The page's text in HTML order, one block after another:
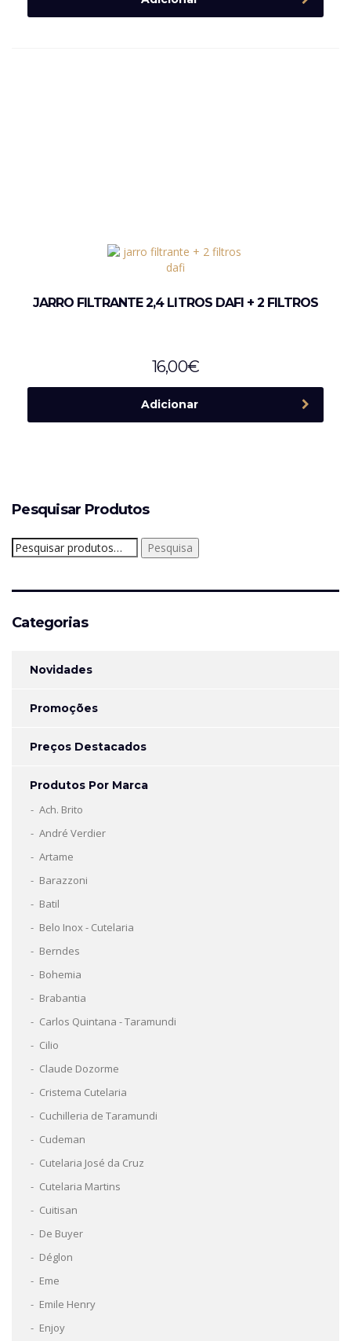
JARRO FILTRANTE 2,4 LITROS DAFI + 2 FILTROS
16,00€
Adicionar
Pesquisar Produtos
Pesquisar
por:
Pesquisa
Categorias
Novidades
Promoções
Preços Destacados
Produtos Por Marca
Ach. Brito
André Verdier
Artame
Barazzoni
Batil
Belo Inox - Cutelaria
Berndes
Bohemia
Brabantia
Carlos Quintana - Taramundi
Cilio
Claude Dozorme
Cristema Cutelaria
Cuchilleria de Taramundi
Cudeman
Cutelaria José da Cruz
Cutelaria Martins
Cuitisan
De Buyer
Déglon
Eme
Emile Henry
Enjoy